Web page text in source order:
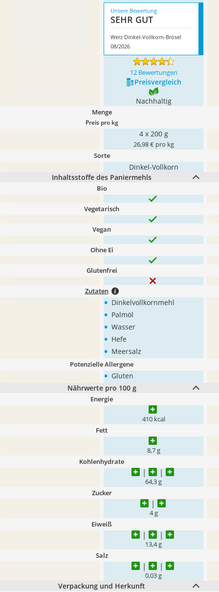
Unsere Bewertung
SEHR GUT
Werz Dinkel-Vollkorn-Brösel
08/2026
12 Bewertungen
Preis­vergleich
Nachhaltig
Menge
Preis pro kg
4 x 200 g
26,98 € pro kg
Sorte
Dinkel-Vollkorn
Inhaltsstoffe des Paniermehls
Bio
Vegetarisch
Vegan
Ohne Ei
Glutenfrei
Zutaten
• Dinkelvollkornmehl
• Palmöl
• Wasser
• Hefe
• Meersalz
Potenzielle Allergene
• Gluten
Nährwerte pro 100 g
Energie
410 kcal
Fett
8,7 g
Kohlenhydrate
64,3 g
Zucker
4 g
Eiweiß
13,4 g
Salz
0,03 g
Verpackung und Herkunft